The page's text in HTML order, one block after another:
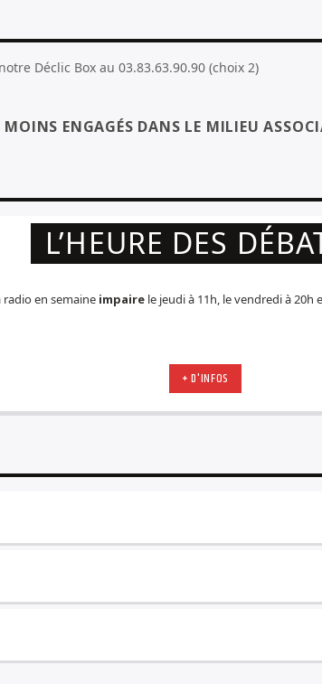
Déclic Box au 03.83.63.90.90 (choix 2)
ENGAGÉS DANS LE MILIEU
L’HEURE DES
radio en semaine impairele jeudi à 11h, le vendredi à 20h
+ D'INFOS